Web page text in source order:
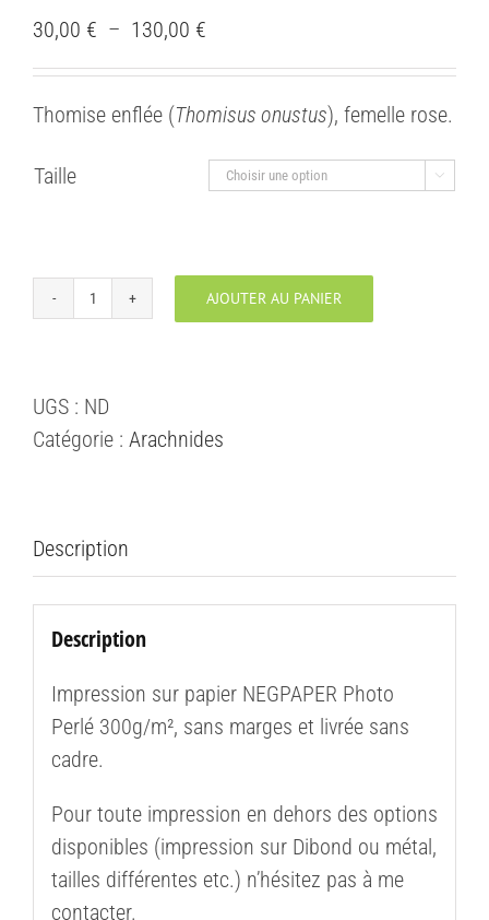
30,00 € – 130,00 €
de
30,00 €
à
130,00 €
Thomise enflée (Thomisus onustus), femelle rose.
Taille 
quantité
enflée
(Thomisus
AJOUTER AU PANIER
UGS : ND
Catégorie : Arachnides
Description
Description
Impression sur papier NEGPAPER Photo
Perlé 300g/m², sans marges et livrée sans
cadre.
Pour toute impression en dehors des options
disponibles (impression sur Dibond ou métal,
tailles différentes etc.) n’hésitez pas à me
contacter.